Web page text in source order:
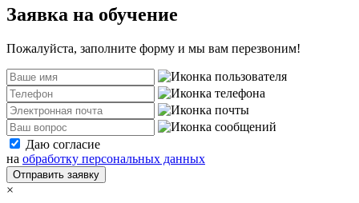
Заявка на обучение
Пожалуйста, заполните форму и мы вам перезвоним!
Даю согласие
на обработку персональных данных
Отправить заявку
×